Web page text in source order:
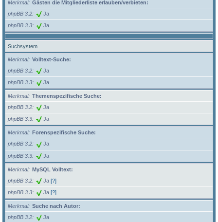
Merkmal
Gästen die Mitgliederliste erlauben/verbieten:
phpBB 3.2
Ja
phpBB 3.3 Ja
Suchsystem
Merkmal
Volltext-Suche:
phpBB 3.2
Ja
phpBB 3.3 Ja
Merkmal
Themenspezifische Suche:
phpBB 3.2
Ja
phpBB 3.3 Ja
Merkmal
Forenspezifische Suche:
phpBB 3.2
Ja
phpBB 3.3 Ja
Merkmal
MySQL Volltext:
phpBB 3.2
Ja [?]
phpBB 3.3 Ja [?]
Merkmal
Suche nach Autor:
phpBB 3.2
Ja